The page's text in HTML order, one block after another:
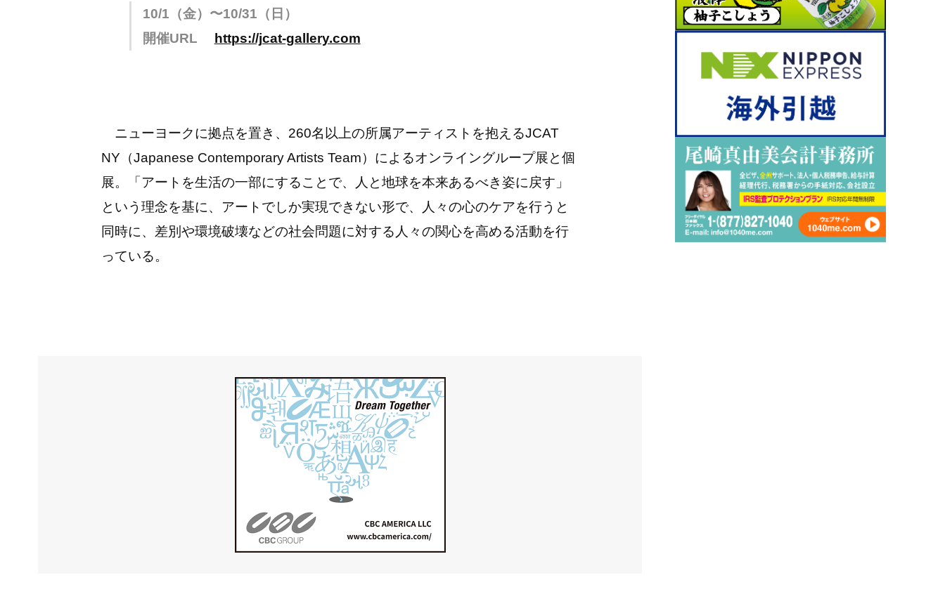
10/1（金）〜10/31（日）
開催URL https://jcat-gallery.com
ニューヨークに拠点を置き、260名以上の所属アーティストを抱えるJCAT
NY（Japanese Contemporary Artists Team）によるオンライングループ展と個
展。「アートを生活の一部にすることで、人と地球を本来あるべき姿に戻す」
という理念を基に、アートでしか実現できない形で、人々の心のケアを行うと
同時に、差別や環境破壊などの社会問題に対する人々の関心を高める活動を行
っている。